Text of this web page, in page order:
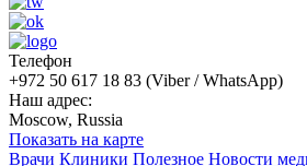
Телефон
+972 50 617 18 83 (Viber / WhatsApp)
Наш адрес:
Moscow, Russia
Показать на карте
Врачи Клиники Полезное Новости